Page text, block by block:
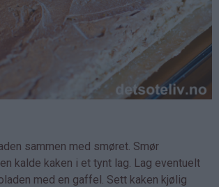
sammen med smøret. Smør
kalde kaken i et tynt lag. Lag eventuelt
med en gaffel. Sett kaken kjølig